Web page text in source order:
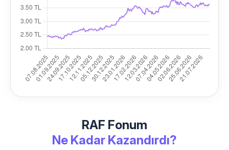
RAF Fonum
Ne Kadar Kazandırdı?